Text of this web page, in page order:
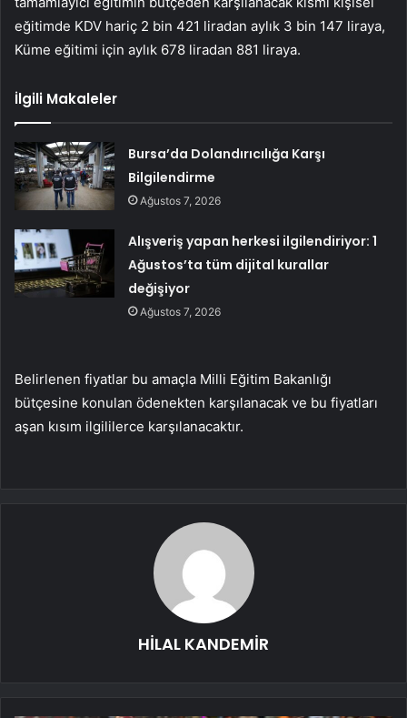
eğitimde KDV hariç 2 bin 421 liradan aylık 3 bin 147 liraya,
Küme eğitimi için aylık 678 liradan 881 liraya.
İlgili Makaleler
Bursa’da Dolandırıcılığa Karşı
Bilgilendirme
Ağustos 7, 2026
Alışveriş yapan herkesi ilgilendiriyor: 1
Ağustos’ta tüm dijital kurallar
değişiyor
Ağustos 7, 2026
Belirlenen fiyatlar bu amaçla Milli Eğitim Bakanlığı
bütçesine konulan ödenekten karşılanacak ve bu fiyatları
aşan kısım ilgililerce karşılanacaktır.
HİLAL KANDEMİR